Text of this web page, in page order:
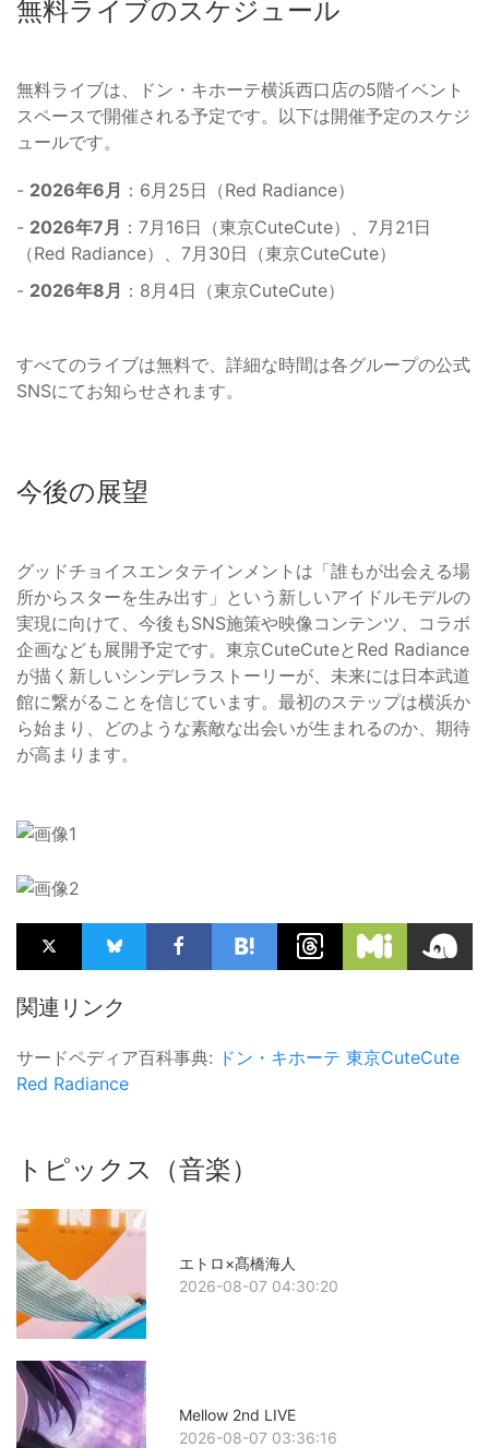
無料ライブのスケジュール
無料ライブは、ドン・キホーテ横浜西口店の5階イベント
スペースで開催される予定です。以下は開催予定のスケジ
ュールです。
- 2026年6月 ：6月25日（Red Radiance）
- 2026年7月 ：7月16日（東京CuteCute）、7月21日
（Red Radiance）、7月30日（東京CuteCute）
- 2026年8月 ：8月4日（東京CuteCute）
すべてのライブは無料で、詳細な時間は各グループの公式
SNSにてお知らせされます。
今後の展望
グッドチョイスエンタテインメントは「誰もが出会える場
所からスターを生み出す」という新しいアイドルモデルの
実現に向けて、今後もSNS施策や映像コンテンツ、コラボ
企画なども展開予定です。東京CuteCuteとRed Radiance
が描く新しいシンデレラストーリーが、未来には日本武道
館に繋がることを信じています。最初のステップは横浜か
ら始まり、どのような素敵な出会いが生まれるのか、期待
が高まります。
関連リンク
サードペディア百科事典: ドン・キホーテ 東京CuteCute
Red Radiance
トピックス（音楽）
エトロ×髙橋海人
2026-08-07 04:30:20
Mellow 2nd LIVE
2026-08-07 03:36:16